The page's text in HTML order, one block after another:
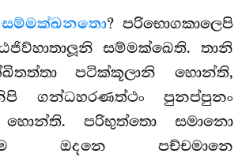
සම්මක්ඛනතො? පරිභොගකාලෙපි
සම්මක්ඛෙති. තානි
පටික්කූලානි හොන්ති,
ගන්ධහරණත්ථං පුනප්පුනං
හොන්ති. පරිභුත්තො සමානො
ඔදනෙ පච්චමානෙ